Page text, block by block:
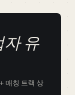
자 유
매칭 트랙 상